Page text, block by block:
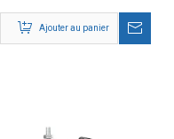
Ajouter au panier